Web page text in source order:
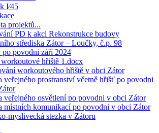
I⁄45
projektů...
PD k akci Rekonstrukce budovy
střediska Zátor – Loučky, č.p. 98
po povodni září 2024
hřiště 1.docx
workoutového hřiště v obci Zátor
veřejného prostranství včetně hřišť po povodni
veřejného osvětlení po povodni v obci Zátor
místních komunikací po povodni v obci Zátor
myslivecká stezka v Zátoru